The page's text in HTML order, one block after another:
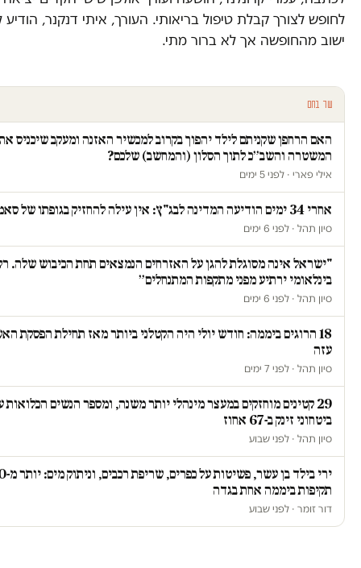
לחופש לצורך קבלת טיפול בריאותי. העורך, איתי דנקנר, הודיע
ישוב מהחופשה אך לא ברור מתי.
עוד בחם
האם הרחפן שקניתם לילד יהפוך בקרוב למכשיר האזנה ומעקב שיכניס
המשטרה והשב״כ לתוך הסלון (והמחשב) שלכם?
אילי פארי · לפני 5 ימים
אחרי 34 ימים הודיעה המדינה לבג"ץ: אין עילה להחזיק בגופתו של סאמי ג'עסוס
סיון תהל · לפני 6 ימים
"ישראל אינה מסוגלת להגן על האזרחים הנמצאים תחת הכיבוש שלה.
בינלאומי ירתיע מפני מתקפות המתנחלים״
סיון תהל · לפני 6 ימים
18 הרוגים ביממה: חודש יולי היה הקטלני ביותר מאז תחילת הפסקת
עזה
סיון תהל · לפני 7 ימים
29 קטינים מוחזקים במעצר מינהלי יותר משנה, ומספר הנשים הכלואות
ביטחוני זינק ב-67 אחוז
סיון תהל · לפני שבוע
ירי בילד בן עשר,
תקיפות ביממה אחת בגדה
דור זומר · לפני שבוע